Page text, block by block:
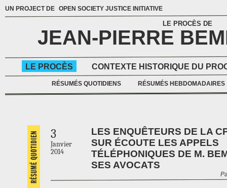
UN PROJECT DE OPEN SOCIETY JUSTICE INITIATIVE
LE PROCÈS DE
JEAN-PIERRE
LE PROCÈS CONTEXTE HISTORIQUE DU
RÉSUMÉS QUOTIDIENS RÉSUMÉS HEBDOMADAIRES
3
Janvier
2014
LES ENQUÊTEURS DE LA
SUR ÉCOUTE LES APPELS
TÉLÉPHONIQUES DE M.
SES AVOCATS